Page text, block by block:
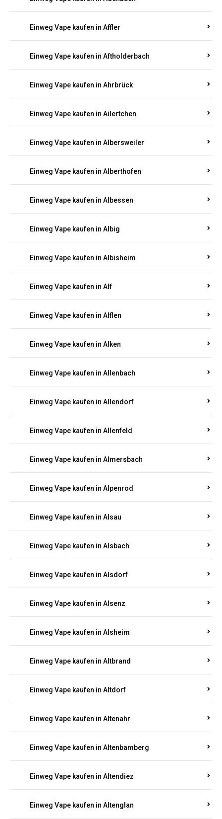
Einweg Vape kaufen in Affler
Einweg Vape kaufen in Aftholderbach
Einweg Vape kaufen in Ahrbrück
Einweg Vape kaufen in Ailertchen
Einweg Vape kaufen in Albersweiler
Einweg Vape kaufen in Alberthofen
Einweg Vape kaufen in Albessen
Einweg Vape kaufen in Albig
Einweg Vape kaufen in Albisheim
Einweg Vape kaufen in Alf
Einweg Vape kaufen in Alflen
Einweg Vape kaufen in Alken
Einweg Vape kaufen in Allenbach
Einweg Vape kaufen in Allendorf
Einweg Vape kaufen in Allenfeld
Einweg Vape kaufen in Almersbach
Einweg Vape kaufen in Alpenrod
Einweg Vape kaufen in Alsau
Einweg Vape kaufen in Alsbach
Einweg Vape kaufen in Alsdorf
Einweg Vape kaufen in Alsenz
Einweg Vape kaufen in Alsheim
Einweg Vape kaufen in Altbrand
Einweg Vape kaufen in Altdorf
Einweg Vape kaufen in Altenahr
Einweg Vape kaufen in Altenbamberg
Einweg Vape kaufen in Altendiez
Einweg Vape kaufen in Altenglan